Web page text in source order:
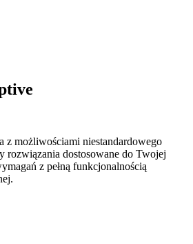
z możliwościami niestandardowego
rozwiązania dostosowane do Twojej
z pełną funkcjonalnością